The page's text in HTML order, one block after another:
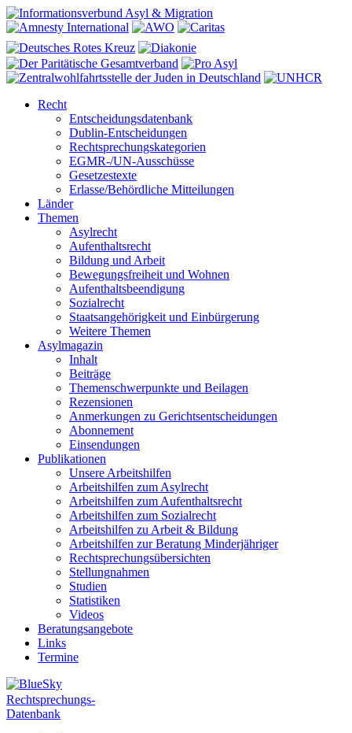
Recht
Entscheidungsdatenbank
Dublin-Entscheidungen
Rechtsprechungskategorien
EGMR-/UN-Ausschüsse
Gesetzestexte
Erlasse/Behördliche Mitteilungen
Länder
Themen
Asylrecht
Aufenthaltsrecht
Bildung und Arbeit
Bewegungsfreiheit und Wohnen
Aufenthaltsbeendigung
Sozialrecht
Staatsangehörigkeit und Einbürgerung
Weitere Themen
Asylmagazin
Inhalt
Beiträge
Themenschwerpunkte und Beilagen
Rezensionen
Anmerkungen zu Gerichtsentscheidungen
Abonnement
Einsendungen
Publikationen
Unsere Arbeitshilfen
Arbeitshilfen zum Asylrecht
Arbeitshilfen zum Aufenthaltsrecht
Arbeitshilfen zum Sozialrecht
Arbeitshilfen zu Arbeit & Bildung
Arbeitshilfen zur Beratung Minderjähriger
Rechtsprechungsübersichten
Stellungnahmen
Studien
Statistiken
Videos
Beratungsangebote
Links
Termine
Rechtsprechungs-
Datenbank